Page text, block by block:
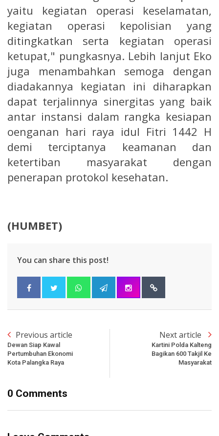
yaitu kegiatan operasi keselamatan,
kegiatan operasi kepolisian yang
ditingkatkan serta kegiatan operasi
ketupat," pungkasnya. Lebih lanjut Eko
juga menambahkan semoga dengan
diadakannya kegiatan ini diharapkan
dapat terjalinnya sinergitas yang baik
antar instansi dalam rangka kesiapan
oenganan hari raya idul Fitri 1442 H
demi terciptanya keamanan dan
ketertiban masyarakat dengan
penerapan protokol kesehatan.
(HUMBET)
You can share this post!
Previous article
Dewan Siap Kawal
Pertumbuhan Ekonomi
Kota Palangka Raya
Next article
Kartini Polda Kalteng
Bagikan 600 Takjil Ke
Masyarakat
0 Comments